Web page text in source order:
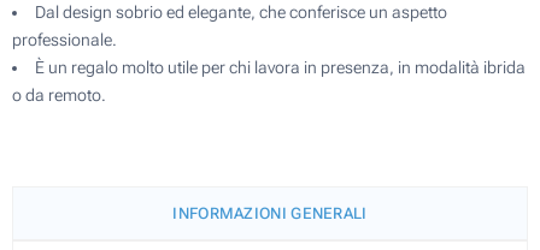
Dal design sobrio ed elegante, che conferisce un aspetto
professionale.
È un regalo molto utile per chi lavora in presenza, in modalità ibrida
o da remoto.
INFORMAZIONI GENERALI